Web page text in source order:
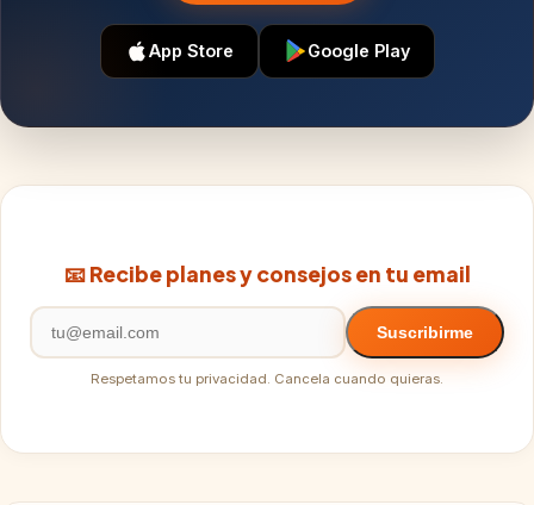
App Store Google Play
📧 Recibe planes y consejos en tu email
Suscribirme
Respetamos tu privacidad. Cancela cuando quieras.